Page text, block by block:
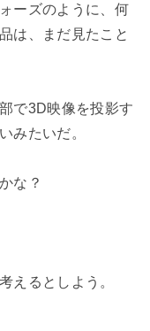
ーズのように、何
は、まだ見たこと
で3D映像を投影す
みたいだ。
な？
えるとしよう。